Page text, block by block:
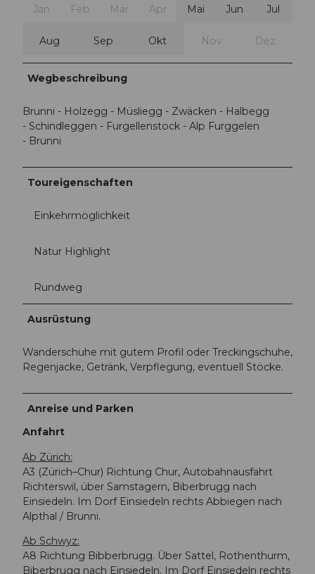
Jan Feb Mär Apr Mai Jun Jul
Aug Sep Okt Nov Dez
Wegbeschreibung
Brunni - Holzegg - Müsliegg - Zwäcken - Halbegg
- Schindleggen - Furgellenstock - Alp Furggelen
- Brunni
Toureigenschaften
Einkehrmöglichkeit
Natur Highlight
Rundweg
Ausrüstung
Wanderschuhe mit gutem Profil oder Treckingschuhe,
Regenjacke, Getränk, Verpflegung, eventuell Stöcke.
Anreise und Parken
Anfahrt
Ab Zürich:
A3 (Zürich–Chur) Richtung Chur, Autobahnausfahrt
Richterswil, über Samstagern, Biberbrugg nach
Einsiedeln. Im Dorf Einsiedeln rechts Abbiegen nach
Alpthal / Brunni.
Ab Schwyz:
A8 Richtung Bibberbrugg. Über Sattel, Rothenthurm,
Biberbrugg nach Einsiedeln. Im Dorf Einsiedeln rechts